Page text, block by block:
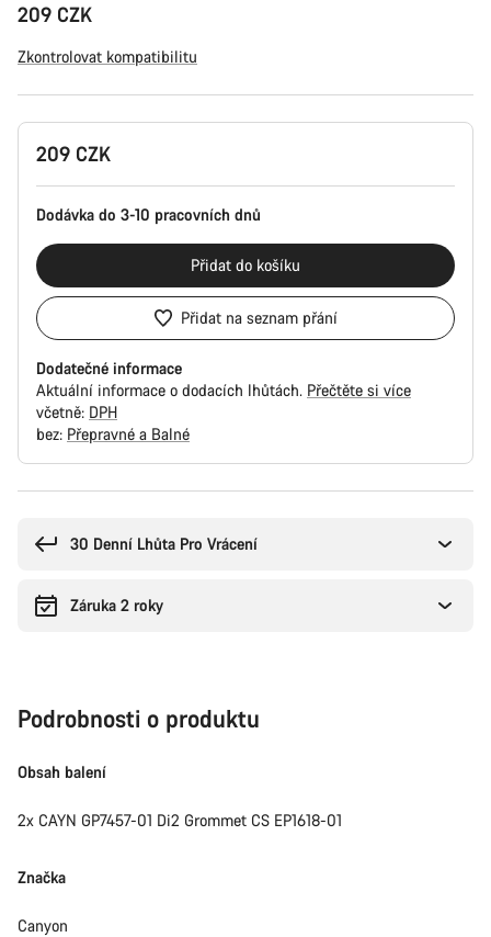
209 CZK
Zkontrolovat kompatibilitu
Konfigurace
produktu
209 CZK
Dodávka do 3-10 pracovních dnů
Přidat do košíku
Přidat na seznam přání
Dodatečné informace
Aktuální informace o dodacích lhůtách. Přečtěte si více
včetně: DPH
bez: Přepravné a Balné
koupi
30 Denní Lhůta Pro Vrácení
Záruka 2 roky
Podrobnosti o produktu
Obsah balení
2x CAYN GP7457-01 Di2 Grommet CS EP1618-01
Značka
Canyon